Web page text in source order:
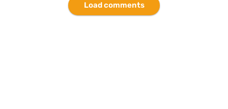
Load comments